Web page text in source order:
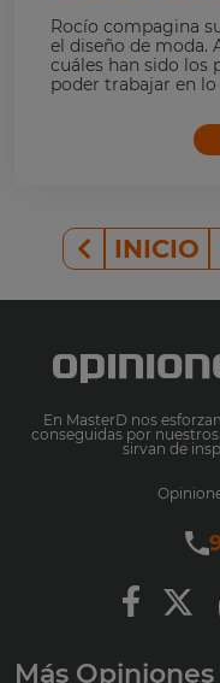
Rocío compagina
el diseño de moda.
cuáles han sido los
poder trabajar en lo
INICIO
En MasterD nos
conseguidas por
sirvan de
Más